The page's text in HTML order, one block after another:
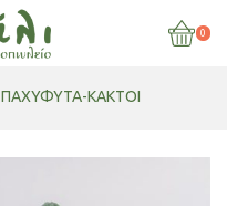
0
ΠΑΧΎΦΥΤΑ-ΚΆΚΤΟΙ